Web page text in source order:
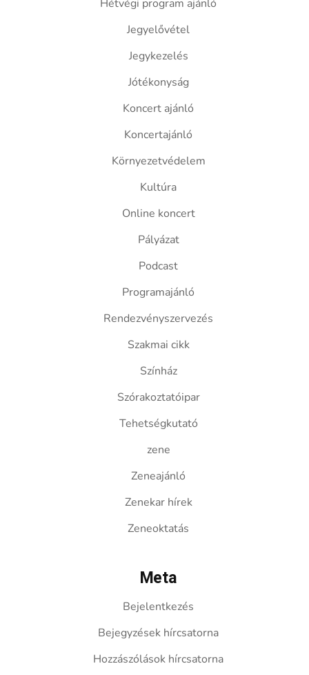
Hétvégi program ajánló
Jegyelővétel
Jegykezelés
Jótékonyság
Koncert ajánló
Koncertajánló
Környezetvédelem
Kultúra
Online koncert
Pályázat
Podcast
Programajánló
Rendezvényszervezés
Szakmai cikk
Színház
Szórakoztatóipar
Tehetségkutató
zene
Zeneajánló
Zenekar hírek
Zeneoktatás
Meta
Bejelentkezés
Bejegyzések hírcsatorna
Hozzászólások hírcsatorna